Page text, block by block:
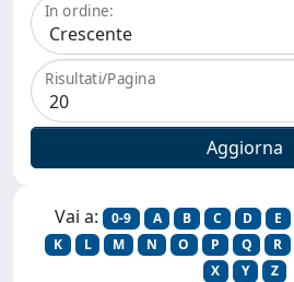
In ordine:
Risultati/Pagina
Vai a: 0-9 A B C D E
K
L M N O P Q R
X
Y Z